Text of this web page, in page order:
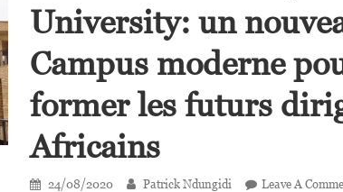
University: un
Campus moderne
former les futurs
Africains
24/08/2020 Patrick Ndungidi Leave A